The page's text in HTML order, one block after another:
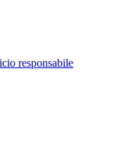
responsabile